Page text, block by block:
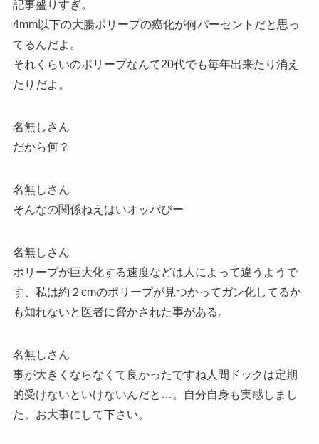
記事盛りすぎ。
4mm以下の大腸ポリープの癌化が何パーセントだと思っ
てるんだよ。
それくらいのポリープなんて20代でも毎年出来たり消え
たりだよ。
名無しさん
だから何？
名無しさん
そんなの関係ねえはいオッパぴー
名無しさん
ポリープが巨大化する速度などは人によって違うようで
す、私は約２cmのポリープが見つかってガン化してるか
も知れないと医者に脅かされた事がある。
名無しさん
事が大きくならなくて良かったですね人間ドックは定期
的受けないといけないんだと…。自分自身も実感しまし
た。お大事にして下さい。